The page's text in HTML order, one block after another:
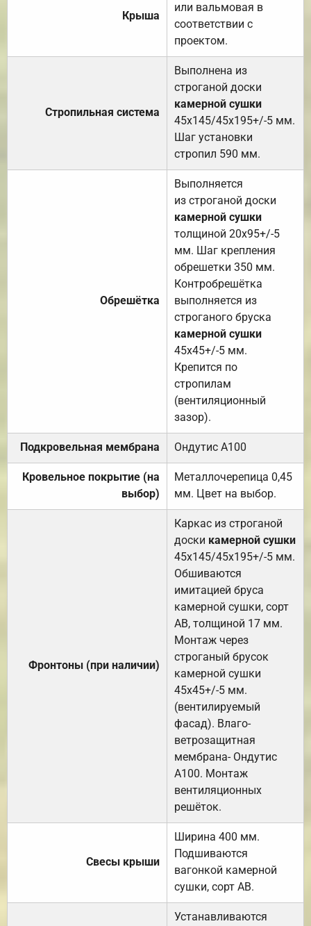
Крыша
или вальмовая в
соответствии с
проектом.
Стропильная система
Выполнена из
строганой доски
камерной сушки
45х145/45х195+/-5 мм.
Шаг установки
стропил 590 мм.
Обрешётка
Выполняется
из строганой доски
камерной сушки
толщиной 20х95+/-5
мм. Шаг крепления
обрешетки 350 мм.
Контробрешётка
выполняется из
строганого бруска
камерной сушки
45х45+/-5 мм.
Крепится по
стропилам
(вентиляционный
зазор).
Подкровельная мембрана Ондутис А100
Кровельное покрытие (на
выбор)
Металлочерепица 0,45
мм. Цвет на выбор.
Фронтоны (при наличии)
Каркас из строганой
доски камерной сушки
45х145/45х195+/-5 мм.
Обшиваются
имитацией бруса
камерной сушки, сорт
АВ, толщиной 17 мм.
Монтаж через
строганый брусок
камерной сушки
45х45+/-5 мм.
(вентилируемый
фасад). Влаго-
ветрозащитная
мембрана- Ондутис
А100. Монтаж
вентиляционных
решёток.
Свесы крыши
Ширина 400 мм.
Подшиваются
вагонкой камерной
сушки, сорт АВ.
Устанавливаются